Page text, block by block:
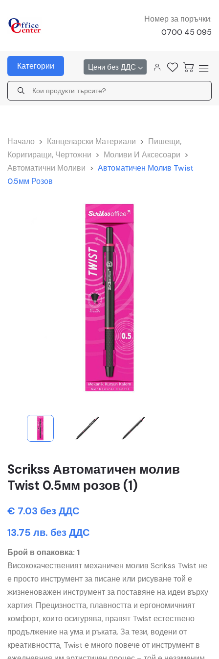
Номер за поръчки:
0700 45 095
Категории Цени без ДДС
Начало > Канцеларски Материали > Пишещи,
Коригиращи, Чертожни > Моливи И Аксесоари >
Автоматични Моливи > Автоматичен Молив Twist
0.5мм Розов
Scrikss Автоматичен молив
Twist 0.5мм розов (1)
€ 7.03 без ДДС
13.75 лв. без ДДС
Брой в опаковка: 1
Висококачественият механичен молив Scrikss Twist не
е просто инструмент за писане или рисуване той е
жизненоважен инструмент за поставяне на идеи върху
хартия. Прецизността, плавността и ергономичният
комфорт, които осигурява, правят Twist естествено
продължение на ума и ръката. За тези, водени от
креативността, Twist е много повече от инструмент в